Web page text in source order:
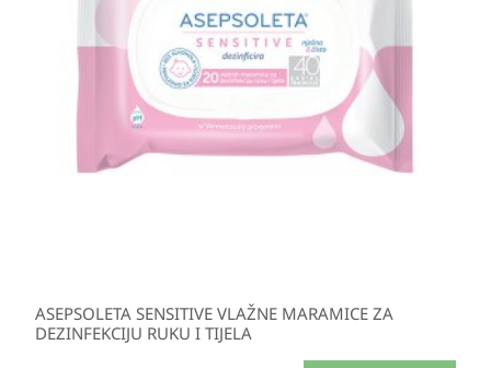
ASEPSOLETA SENSITIVE VLAŽNE MARAMICE ZA
DEZINFEKCIJU RUKU I TIJELA